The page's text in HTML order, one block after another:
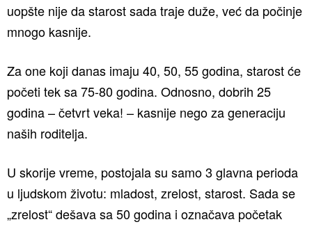
uopšte nije da starost sada traje duže, već da počinje
mnogo kasnije.
Za one koji danas imaju 40, 50, 55 godina, starost će
početi tek sa 75-80 godina. Odnosno, dobrih 25
godina – četvrt veka! – kasnije nego za generaciju
naših roditelja.
U skorije vreme, postojala su samo 3 glavna perioda
u ljudskom životu: mladost, zrelost, starost. Sada se
„zrelost“ dešava sa 50 godina i označava početak